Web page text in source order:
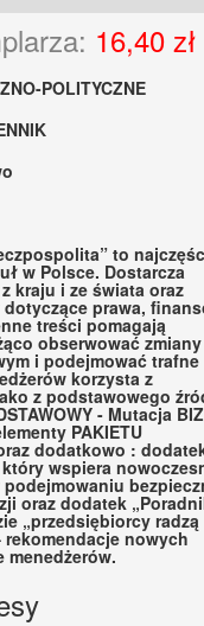
16,40 zł
POLITYCZNE
to
w Polsce. Dostarcza
kraju i ze świata oraz
prawa,
treści pomagają
obserwować
i podejmować trafne
korzysta z
z podstawowego
- Mutacja
PAKIETU
dodatkowo :
wspiera
oraz dodatek
„przedsiębiorcy radzą
nowych
menedżerów.